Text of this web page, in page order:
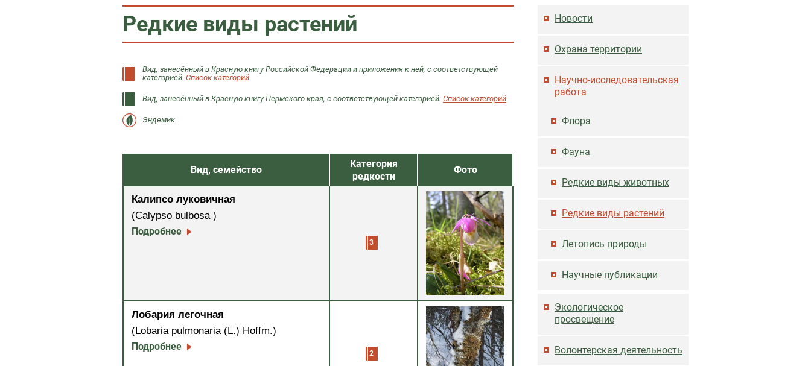
Редкие виды растений
Вид, занесённый в Красную книгу Российской Федерации и приложения к ней, с соответствующей
категорией. Список категорий
Вид, занесённый в Красную книгу Пермского края, с соответствующей категорией. Список категорий
Эндемик
Вид, семейство
Категория
редкости
Фото
Калипсо луковичная
(Calypso bulbosa )
Подробнее
Лобария легочная
(Lobaria pulmonaria (L.) Hoffm.)
Подробнее
Основная навигация
Новости
Охрана территории
Научно-исследовательская
работа
Флора
Фауна
Редкие виды животных
Редкие виды растений
Летопись природы
Научные публикации
Экологическое
просвещение
Волонтерская деятельность